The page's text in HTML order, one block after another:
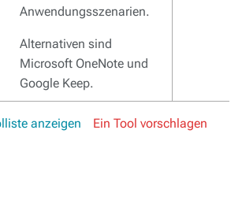
Anwendungsszenarien.
Alternativen sind
Microsoft OneNote und
Google Keep.
anzeigen Ein Tool vorschlagen